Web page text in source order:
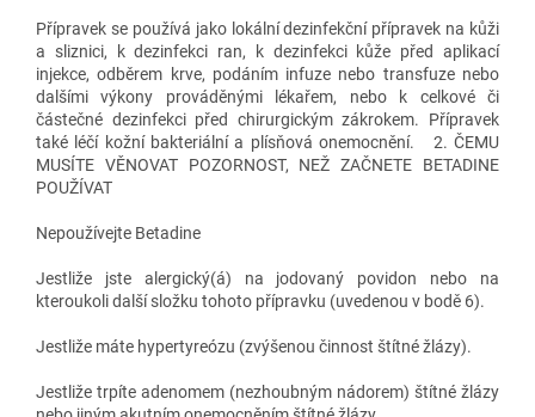
Přípravek se používá jako lokální dezinfekční přípravek na kůži
a sliznici, k dezinfekci ran, k dezinfekci kůže před aplikací
injekce, odběrem krve, podáním infuze nebo transfuze nebo
dalšími výkony prováděnými lékařem, nebo k celkové či
částečné dezinfekci před chirurgickým zákrokem. Přípravek
také léčí kožní bakteriální a plísňová onemocnění. 2. ČEMU
MUSÍTE VĚNOVAT POZORNOST, NEŽ ZAČNETE BETADINE
POUŽÍVAT
Nepoužívejte Betadine
Jestliže jste alergický(á) na jodovaný povidon nebo na
kteroukoli další složku tohoto přípravku (uvedenou v bodě 6).
Jestliže máte hypertyreózu (zvýšenou činnost štítné žlázy).
Jestliže trpíte adenomem (nezhoubným nádorem) štítné žlázy